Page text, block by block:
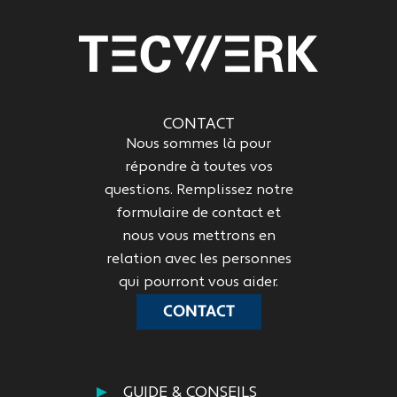
GUIDE & CONSEILS
CONTACT
Nous sommes là pour
répondre à toutes vos
questions. Remplissez notre
formulaire de contact et
nous vous mettrons en
relation avec les personnes
qui pourront vous aider.
CONTACT